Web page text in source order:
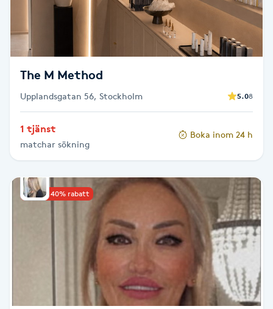
Makeup
Manikyr & Pedikyr
Massage
Medial vägledning
Medicinsk massage
The M Method
Upplandsgatan 56, Stockholm 5.08
1 tjänst
matchar sökning
Boka inom 24 h
Upp till 40% rabatt